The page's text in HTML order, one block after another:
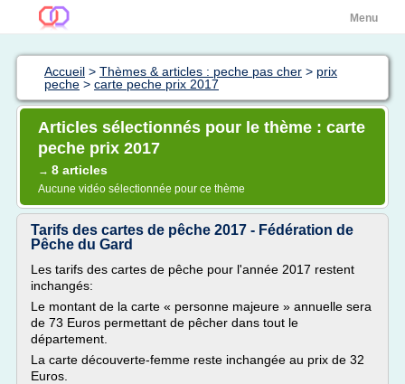
Menu
Accueil > Thèmes & articles : peche pas cher > prix
peche > carte peche prix 2017
Articles sélectionnés pour le thème : carte
peche prix 2017
→ 8 articles
Aucune vidéo sélectionnée pour ce thème
Tarifs des cartes de pêche 2017 - Fédération de
Pêche du Gard
Les tarifs des cartes de pêche pour l'année 2017 restent
inchangés:
Le montant de la carte « personne majeure » annuelle sera
de 73 Euros permettant de pêcher dans tout le
département.
La carte découverte-femme reste inchangée au prix de 32
Euros.